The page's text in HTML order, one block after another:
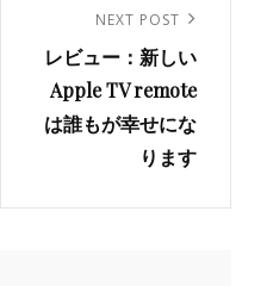
Post
NEXT POST
レビュー：新しい
Apple TV remote
は誰もが幸せにな
ります